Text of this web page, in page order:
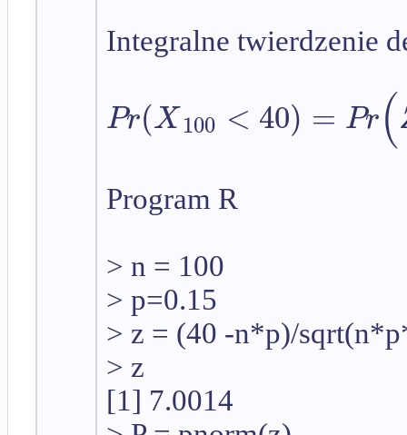
Integralne twierdzenie
Pr(X100 < 40) = Pr(
Program R
> n = 100
> p=0.15
> z = (40 -n*p)/
> z
[1] 7.0014